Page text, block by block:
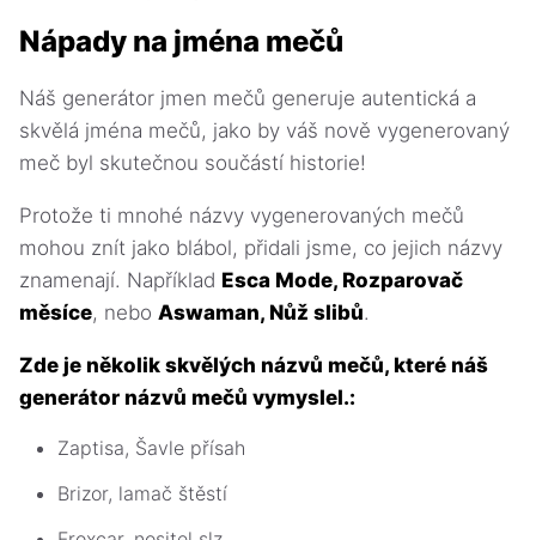
Nápady na jména mečů
Náš generátor jmen mečů generuje autentická a
skvělá jména mečů, jako by váš nově vygenerovaný
meč byl skutečnou součástí historie!
Protože ti mnohé názvy vygenerovaných mečů
mohou znít jako blábol, přidali jsme, co jejich názvy
znamenají. Například Esca Mode, Rozparovač
měsíce, nebo Aswaman, Nůž slibů.
Zde je několik skvělých názvů mečů, které náš
generátor názvů mečů vymyslel.:
Zaptisa, Šavle přísah
Brizor, lamač štěstí